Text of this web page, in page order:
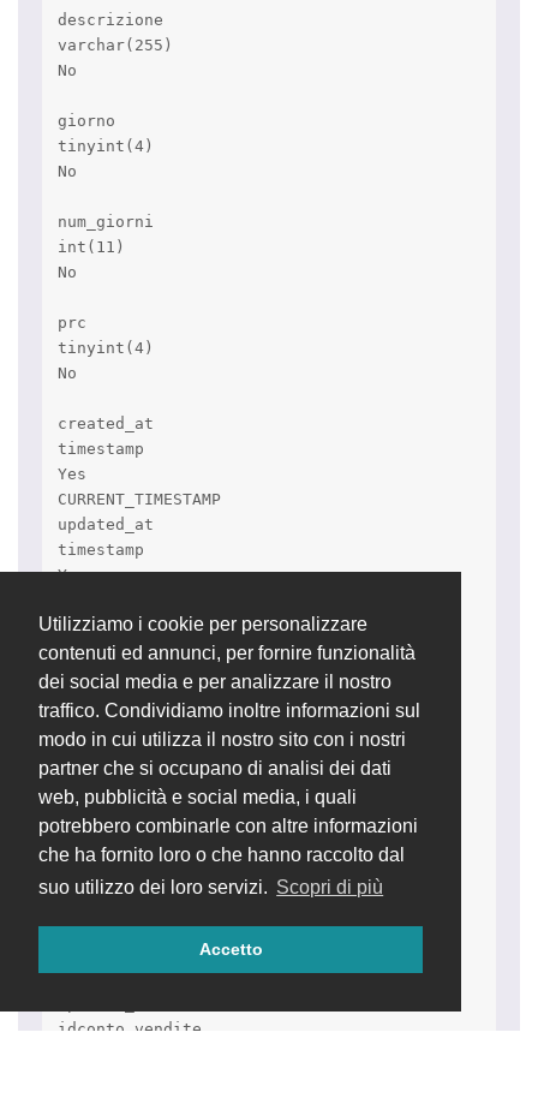
Utilizziamo i cookie per personalizzare
contenuti ed annunci, per fornire funzionalità
dei social media e per analizzare il nostro
traffico. Condividiamo inoltre informazioni sul
modo in cui utilizza il nostro sito con i nostri
partner che si occupano di analisi dei dati
web, pubblicità e social media, i quali
potrebbero combinarle con altre informazioni
che ha fornito loro o che hanno raccolto dal
suo utilizzo dei loro servizi. Scopri di più
Accetto